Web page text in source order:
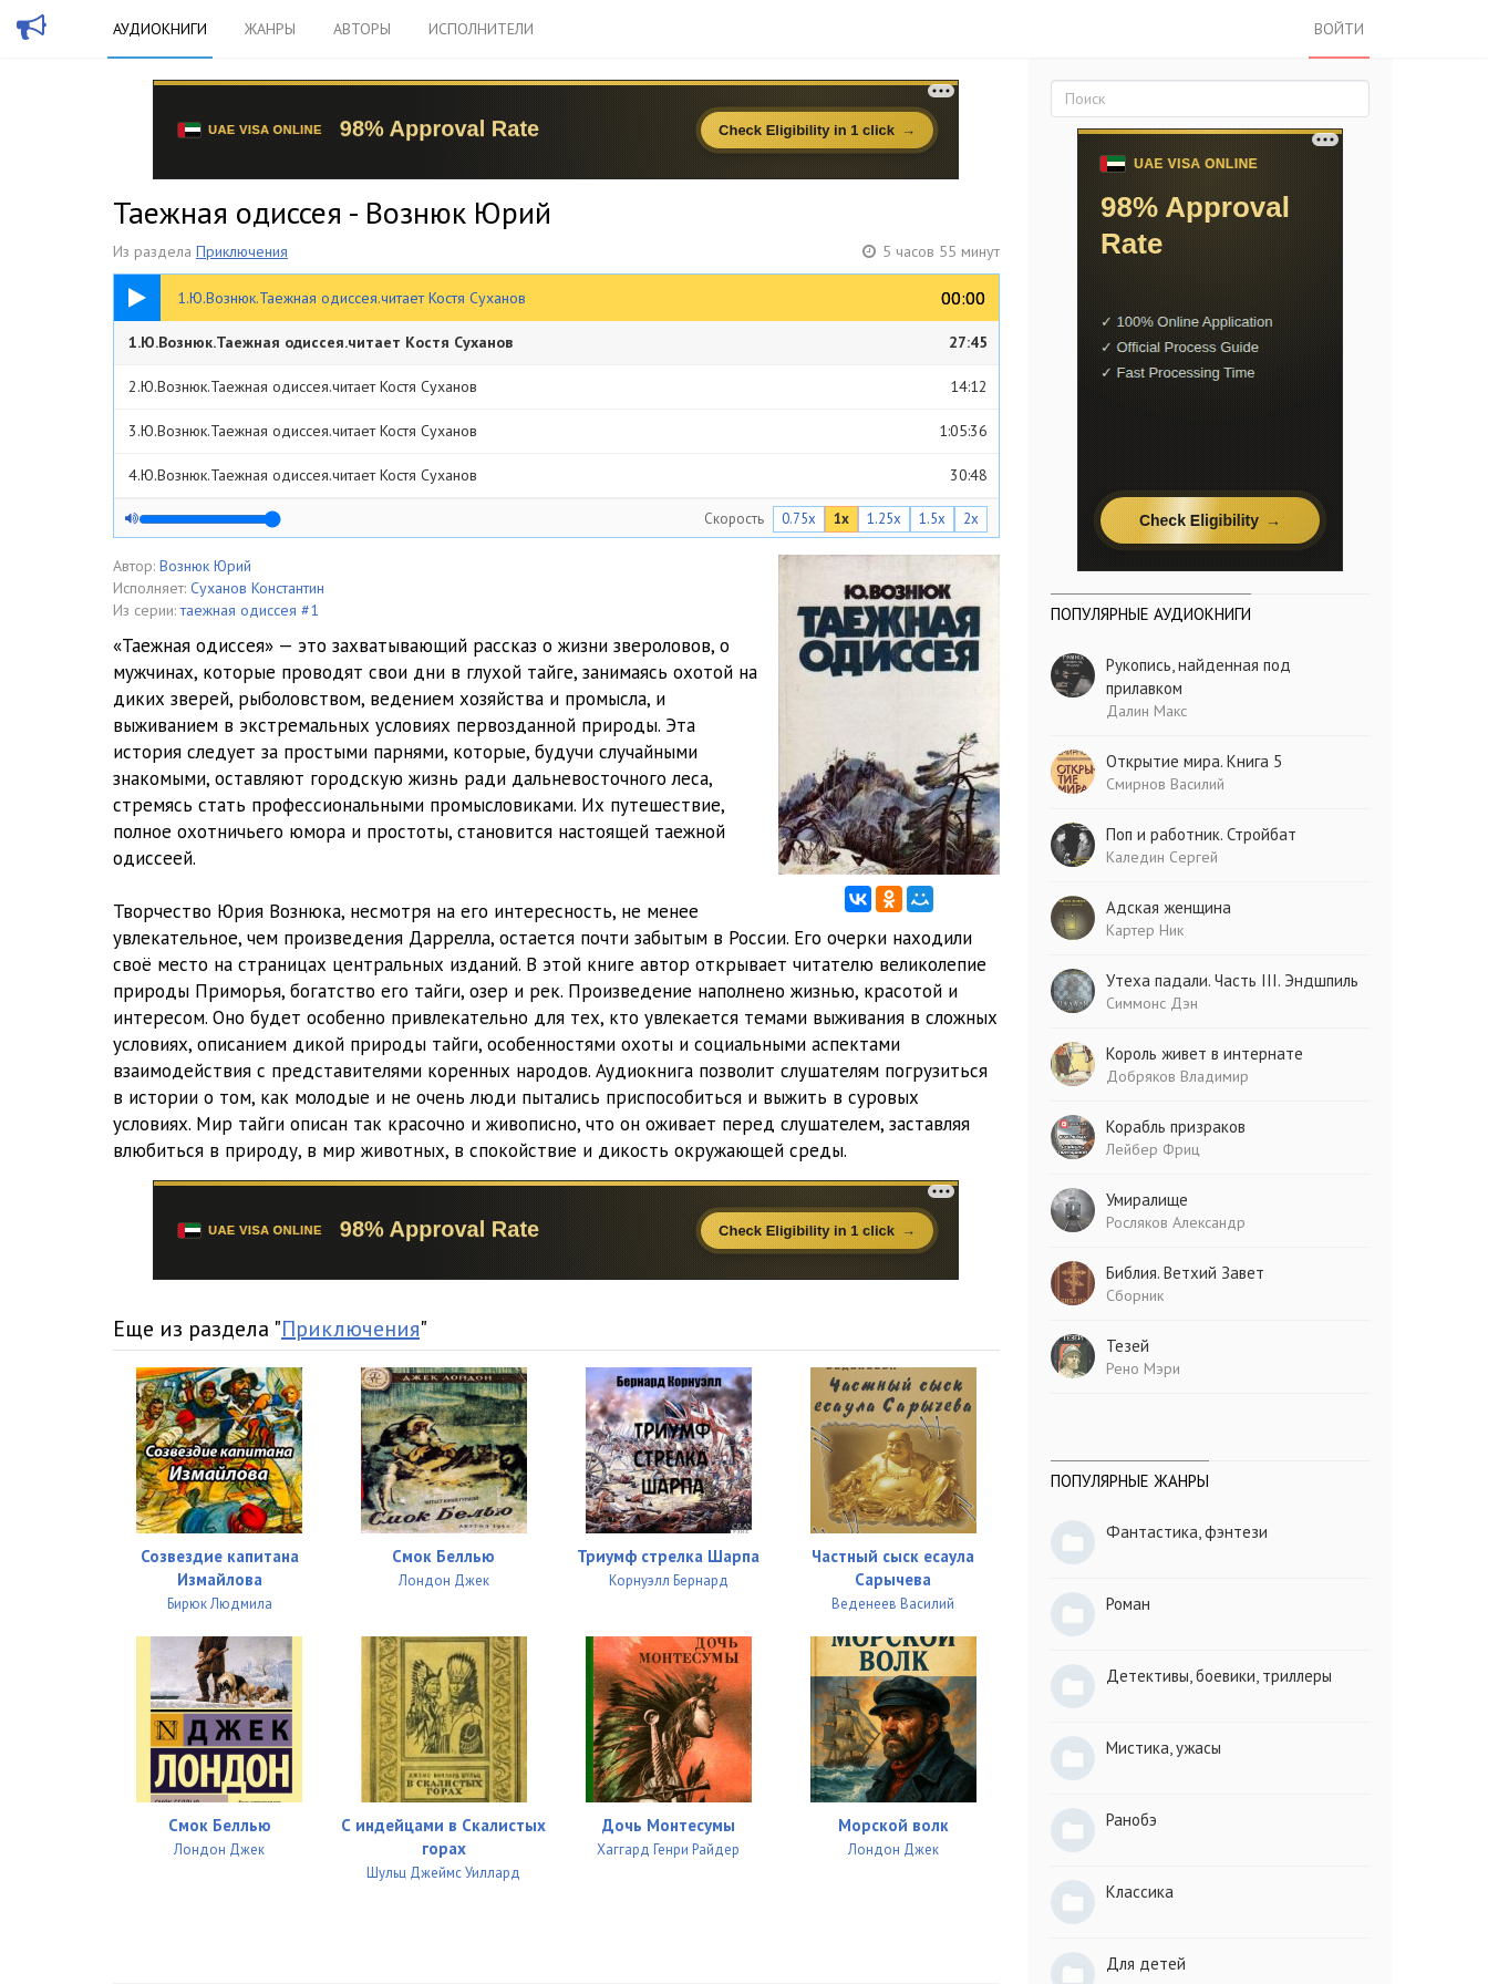
АУДИОКНИГИ ЖАНРЫ АВТОРЫ ИСПОЛНИТЕЛИ ВОЙТИ
Таежная одиссея - Вознюк Юрий
Из раздела Приключения 5 часов 55 минут
1.Ю.Вознюк.Таежная одиссея.читает Костя Суханов 00:00
00:00
27:45
1.Ю.Вознюк.Таежная одиссея.читает Костя Суханов 27:45
2.Ю.Вознюк.Таежная одиссея.читает Костя Суханов 14:12
3.Ю.Вознюк.Таежная одиссея.читает Костя Суханов 1:05:36
4.Ю.Вознюк.Таежная одиссея.читает Костя Суханов 30:48
5.Ю.Вознюк.Таежная одиссея.читает Костя Суханов 41:26
6.Ю.Вознюк.Таежная одиссея.читает Костя Суханов
7.Ю.Вознюк.Таежная одиссея.читает Костя Суханов 06:02
8.Ю.Вознюк.Таежная одиссея.читает Костя Суханов 41:04
9.Ю.Вознюк.Таежная одиссея.читает Костя Суханов
10.Ю.Вознюк.Таежная одиссея.читает Костя Суханов 10:45
11.Ю.Вознюк.Таежная одиссея.читает Костя Суханов 54:10
Скорость 0.75x 1x 1.25x 1.5x 2x
Автор: Вознюк Юрий
Исполняет: Суханов Константин
Из серии: таежная одиссея #1
«Таежная одиссея» — это захватывающий рассказ о жизни звероловов, о
мужчинах, которые проводят свои дни в глухой тайге, занимаясь охотой на
диких зверей, рыболовством, ведением хозяйства и промысла, и
выживанием в экстремальных условиях первозданной природы. Эта
история следует за простыми парнями, которые, будучи случайными
знакомыми, оставляют городскую жизнь ради дальневосточного леса,
стремясь стать профессиональными промысловиками. Их путешествие,
полное охотничьего юмора и простоты, становится настоящей таежной
одиссеей.
Творчество Юрия Вознюка, несмотря на его интересность, не менее
увлекательное, чем произведения Даррелла, остается почти забытым в России. Его очерки находили
своё место на страницах центральных изданий. В этой книге автор открывает читателю великолепие
природы Приморья, богатство его тайги, озер и рек. Произведение наполнено жизнью, красотой и
интересом. Оно будет особенно привлекательно для тех, кто увлекается темами выживания в сложных
условиях, описанием дикой природы тайги, особенностями охоты и социальными аспектами
взаимодействия с представителями коренных народов. Аудиокнига позволит слушателям погрузиться
в истории о том, как молодые и не очень люди пытались приспособиться и выжить в суровых
условиях. Мир тайги описан так красочно и живописно, что он оживает перед слушателем, заставляя
влюбиться в природу, в мир животных, в спокойствие и дикость окружающей среды.
Еще из раздела "Приключения"
Созвездие капитана
Измайлова
Бирюк Людмила
Смок Беллью
Лондон Джек
Триумф стрелка Шарпа
Корнуэлл Бернард
Частный сыск есаула
Сарычева
Веденеев Василий
Смок Беллью
Лондон Джек
С индейцами в Скалистых
горах
Шульц Джеймс Уиллард
Дочь Монтесумы
Хаггард Генри Райдер
Морской волк
Лондон Джек
ПОПУЛЯРНЫЕ АУДИОКНИГИ
Рукопись, найденная под
прилавком
Далин Макс
Открытие мира. Книга 5
Смирнов Василий
Поп и работник. Стройбат
Каледин Сергей
Адская женщина
Картер Ник
Утеха падали. Часть III. Эндшпиль
Симмонс Дэн
Король живет в интернате
Добряков Владимир
Корабль призраков
Лейбер Фриц
Умиралище
Росляков Александр
Библия. Ветхий Завет
Сборник
Тезей
Рено Мэри
ПОПУЛЯРНЫЕ ЖАНРЫ
Фантастика, фэнтези
Роман
Детективы, боевики, триллеры
Мистика, ужасы
Ранобэ
Классика
Для детей